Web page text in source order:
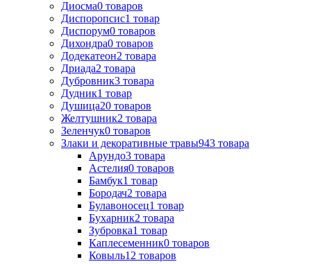
Диосма0 товаров
Диспоропсис1 товар
Диспорум0 товаров
Дихондра0 товаров
Додекатеон2 товара
Дриада2 товара
Дубровник3 товара
Дудник1 товар
Душица20 товаров
Желтушник2 товара
Зеленчук0 товаров
Злаки и декоративные травы943 товара
Арундо3 товара
Астелия0 товаров
Бамбук1 товар
Бородач2 товара
Булавоносец1 товар
Бухарник2 товара
Зубровка1 товар
Каплесеменник0 товаров
Ковыль12 товаров